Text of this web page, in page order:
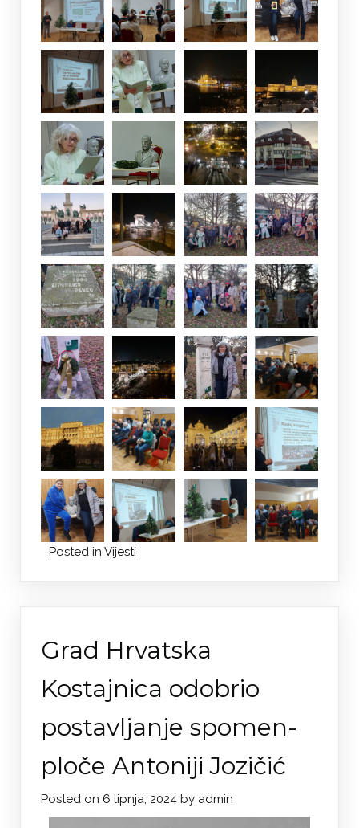
Posted in Vijesti
Grad Hrvatska
Kostajnica odobrio
postavljanje spomen-
ploče Antoniji Jozičić
Posted on 6 lipnja, 2024 by admin